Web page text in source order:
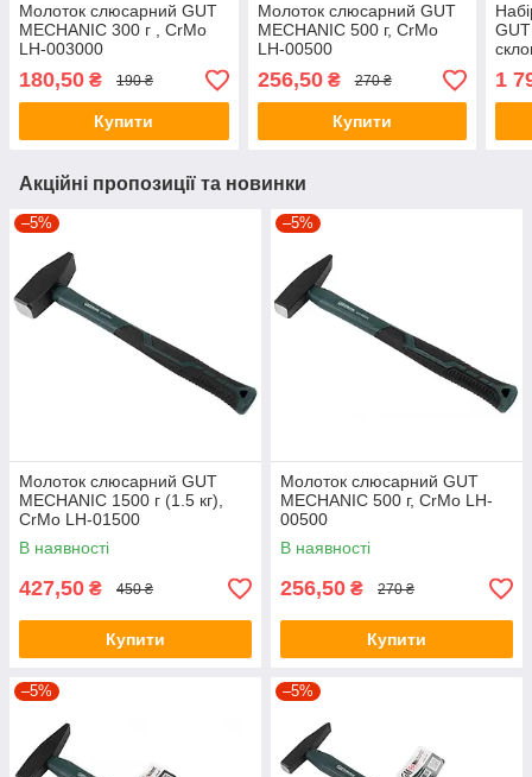
Молоток слюсарний GUT
MECHANIC 300 г , CrMo
LH-003000
180,50 ₴ 190 ₴
Купити
Молоток слюсарний GUT
MECHANIC 500 г, CrMo
LH-00500
256,50₴ 270 ₴
Купити
1
Акційні пропозиції та новинки
–5%
Молоток слюсарний GUT
MECHANIC 1500 г (1.5 кг),
CrMo LH-01500
В наявності
427,50 ₴ 450 ₴
Купити
–5%
Молоток слюсарний GUT
MECHANIC 500 г, CrMo LH-
00500
В наявності
256,50 ₴ 270 ₴
Купити
–5% –5%